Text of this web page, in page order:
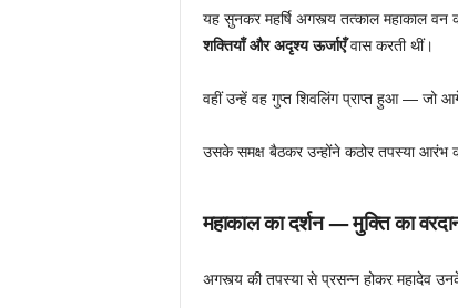
यह सुनकर महर्षि अगस्त्य तत्काल महाकाल
शक्तियाँ और अदृश्य ऊर्जाएँवास करती थीं।
वहीं उन्हें वह गुप्त शिवलिंग प्राप्त हुआ — जो
उसके समक्ष बैठकर उन्होंने कठोर तपस्या आरंभ
महाकाल का दर्शन — मुक्ति का
अगस्त्य की तपस्या से प्रसन्न होकर महादेव